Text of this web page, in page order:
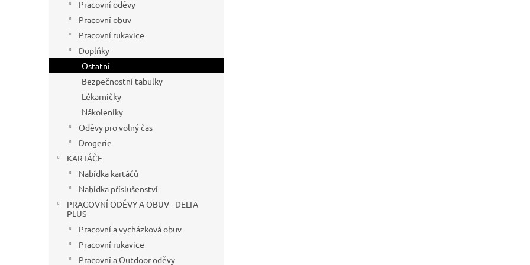
Pracovní oděvy
Pracovní obuv
Pracovní rukavice
Doplňky
Ostatní
Bezpečnostní tabulky
Lékarničky
Nákoleníky
Oděvy pro volný čas
Drogerie
KARTÁČE
Nabídka kartáčů
Nabídka příslušenství
PRACOVNÍ ODĚVY A OBUV - DELTA
PLUS
Pracovní a vycházková obuv
Pracovní rukavice
Pracovní a Outdoor oděvy